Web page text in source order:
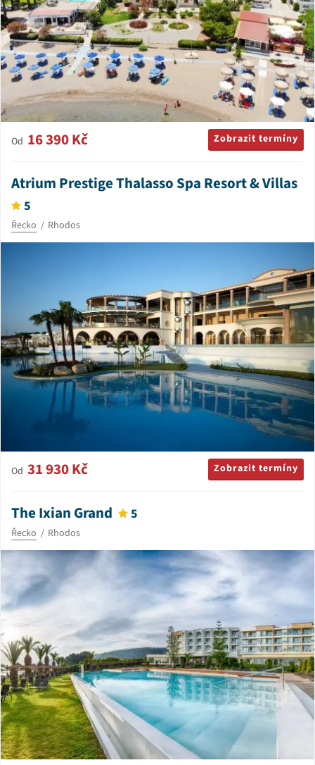
Od 16 390 Kč Zobrazit termíny
Atrium Prestige Thalasso Spa Resort & Villas
5
Řecko Rhodos
Od 31 930 Kč Zobrazit termíny
The Ixian Grand 5
Řecko Rhodos